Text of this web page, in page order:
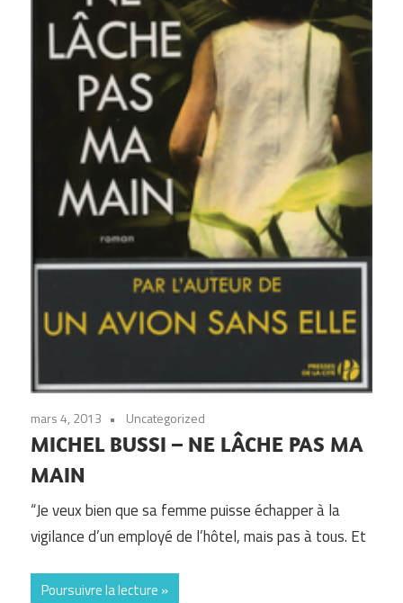
mars 4, 2013 Uncategorized
MICHEL BUSSI – NE LÂCHE PAS MA
MAIN
“Je veux bien que sa femme puisse échapper à la
vigilance d’un employé de l’hôtel, mais pas à tous. Et
Poursuivre la lecture